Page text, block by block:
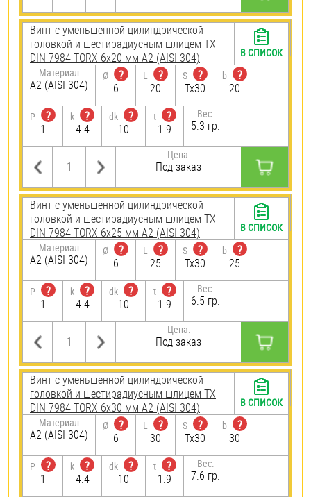
Винт с уменьшенной цилиндрической
головкой и шестирадиусным шлицем TX
DIN 7984 TORX 6х20 мм А2 (AISI 304)
Материал
А2 (AISI 304)
Ø
?
6
L
?
20
S
?
Tx30
b
?
20
P
?
1
k
?
4.4
dk
?
10
t
?
1.9
Вес:
5.3 гр.
Цена:
Под заказ
В СПИСОК
Винт с уменьшенной цилиндрической
головкой и шестирадиусным шлицем TX
DIN 7984 TORX 6х25 мм А2 (AISI 304)
Материал
А2 (AISI 304)
Ø
?
6
L
?
25
S
?
Tx30
b
?
25
P
?
1
k
?
4.4
dk
?
10
t
?
1.9
Вес:
6.5 гр.
Цена:
Под заказ
В СПИСОК
Винт с уменьшенной цилиндрической
головкой и шестирадиусным шлицем TX
DIN 7984 TORX 6х30 мм А2 (AISI 304)
Материал
А2 (AISI 304)
Ø
?
6
L
?
30
S
?
Tx30
b
?
30
P
?
1
k
?
4.4
dk
?
10
t
?
1.9
Вес:
7.6 гр.
В СПИСОК